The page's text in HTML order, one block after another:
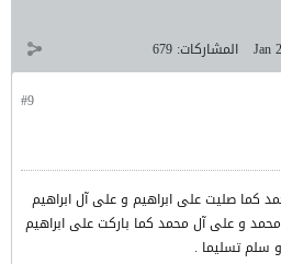
Jan المشاركات: 679
#9
صليت على ابراهيم و على آل ابراهيم
و على آل محمد كما باركت على ابراهيم
سلم تسليما .